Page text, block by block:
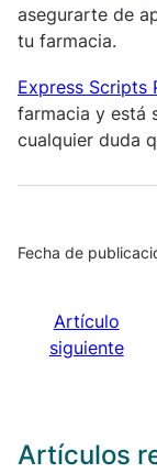
asegurarte de
tu farmacia.
Express Scripts
farmacia y está
cualquier duda
Fecha de
Artículo
siguiente
Artículos